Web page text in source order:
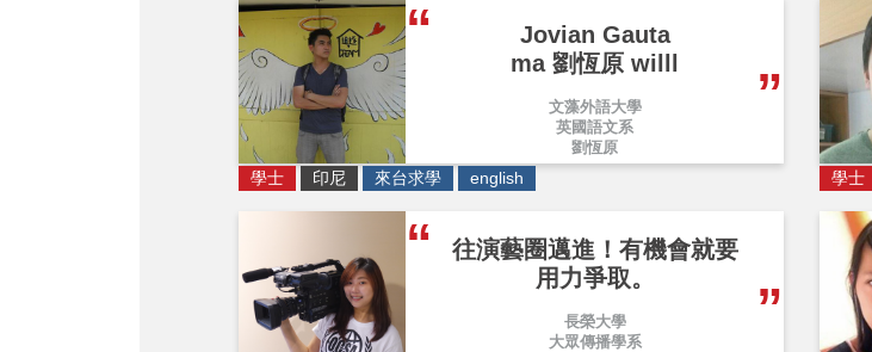
Jovian Gauta
ma 劉恆原 willl
文藻外語大學
英國語文系
劉恆原
學士 印尼 來台求學 english 學士
往演藝圈邁進！有機會就要
用力爭取。
長榮大學
大眾傳播學系